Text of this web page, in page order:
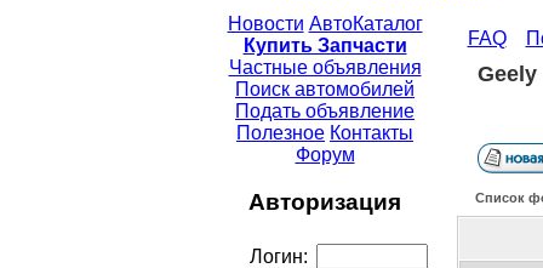
Новости АвтоКаталог
Купить Запчасти
Частные объявления
Поиск автомобилей
Подать объявление
Полезное Контакты
Форум
Авторизация
Логин:
FAQ
Geely
Список